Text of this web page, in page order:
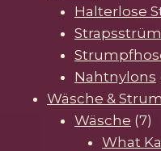
Halterlose
Nahtnylons
Wäsche &
Wäsche 77
What